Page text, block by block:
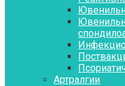
Артралгии